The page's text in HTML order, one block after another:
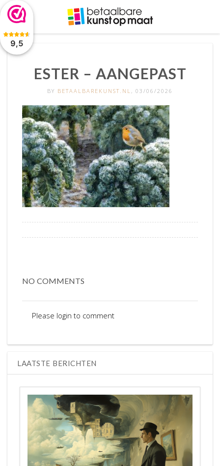
9,5
ESTER – AANGEPAST
BY BETAALBAREKUNST.NL , 03/06/2026
NO COMMENTS
Please login to comment
LAATSTE BERICHTEN
De waardering van www.betaalbarekunst.nl bij
is 9.5/10 gebaseerd op 2045 reviews.